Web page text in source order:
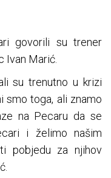
govorili su trener
Ivan Marić.
su trenutno u krizi
smo toga, ali znamo
na Pecaru da se
i želimo našim
pobjedu za njihov